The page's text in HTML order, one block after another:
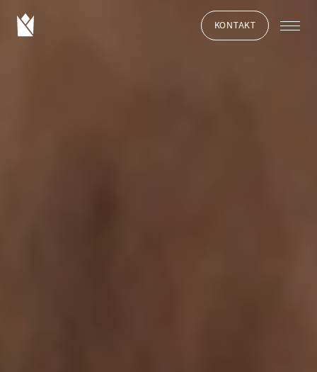
KONTAKT